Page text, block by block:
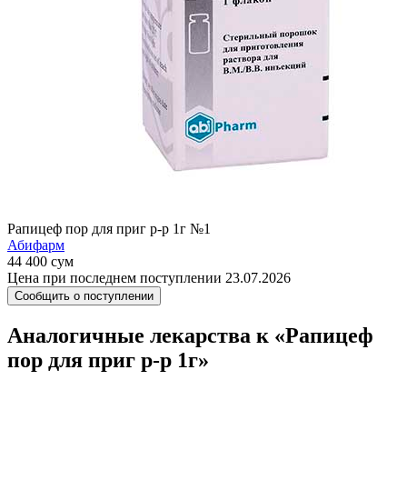
Рапицеф пор для приг р-р 1г №1
Абифарм
44 400 сум
Цена при последнем поступлении 23.07.2026
Сообщить о поступлении
Аналогичные лекарства к «Рапицеф
пор для приг р-р 1г»